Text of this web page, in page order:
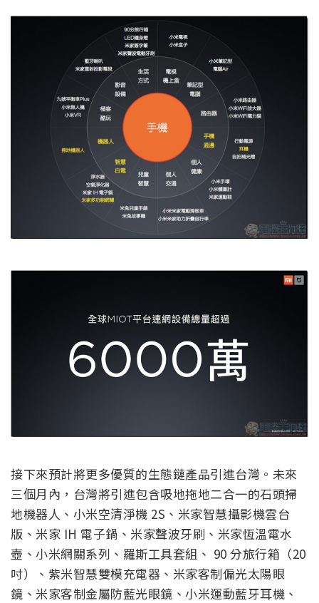
接下來預計將更多優質的生態鏈產品引進台灣。未來
三個月內，台灣將引進包含吸地拖地二合一的石頭掃
地機器人、小米空清淨機 2S、米家智慧攝影機雲台
版、米家 IH 電子鍋、米家聲波牙刷、米家恆溫電水
壺、小米網關系列、羅斯工具套組、 90 分旅行箱（20
吋）、紫米智慧雙模充電器、米家客制偏光太陽眼
鏡、米家客制金屬防藍光眼鏡、小米運動藍牙耳機、